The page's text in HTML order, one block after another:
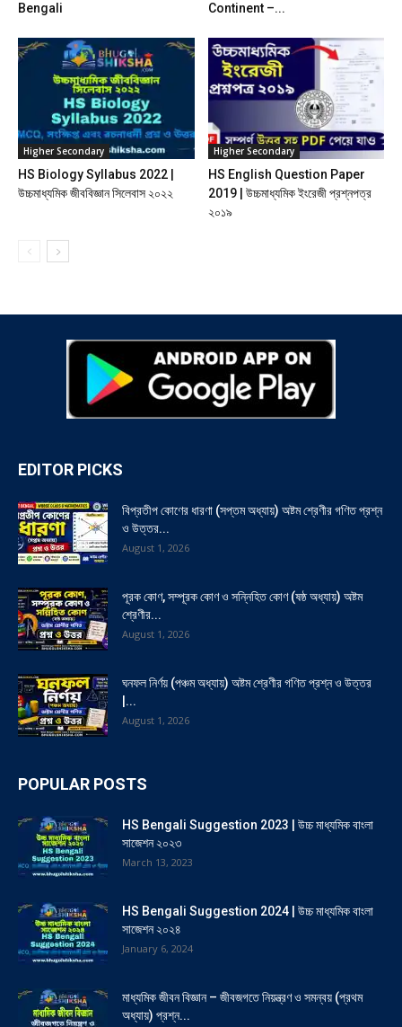
Bengali
Continent –...
Higher Secondary
HS Biology Syllabus 2022 |
উচ্চমাধ্যমিক জীববিজ্ঞান সিলেবাস ২০২২
Higher Secondary
HS English Question Paper
2019 | উচ্চমাধ্যমিক ইংরেজী প্রশ্নপত্র
২০১৯
EDITOR PICKS
বিপ্রতীপ কোণের ধারণা (সপ্তম অধ্যায়) অষ্টম শ্রেণীর গণিত প্রশ্ন
ও উত্তর...
August 1, 2026
পূরক কোণ, সম্পূরক কোণ ও সন্নিহিত কোণ (ষষ্ঠ অধ্যায়) অষ্টম
শ্রেণীর...
August 1, 2026
ঘনফল নির্ণয় (পঞ্চম অধ্যায়) অষ্টম শ্রেণীর গণিত প্রশ্ন ও উত্তর
|...
August 1, 2026
POPULAR POSTS
HS Bengali Suggestion 2023 | উচ্চ মাধ্যমিক বাংলা
সাজেশন ২০২৩
March 13, 2023
HS Bengali Suggestion 2024 | উচ্চ মাধ্যমিক বাংলা
সাজেশন ২০২৪
January 6, 2024
মাধ্যমিক জীবন বিজ্ঞান – জীবজগতে নিয়ন্ত্রণ ও সমন্বয় (প্রথম
অধ্যায়) প্রশ্ন...